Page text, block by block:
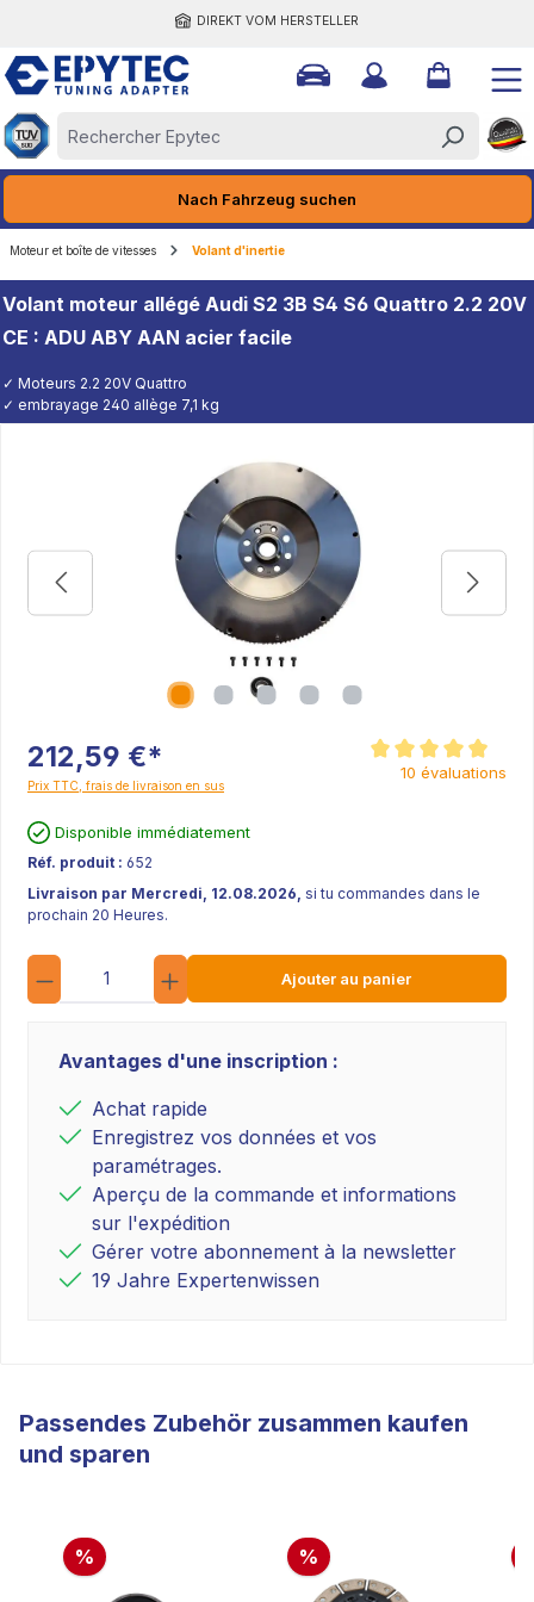
DIREKT VOM HERSTELLER
Nach Fahrzeug suchen
Moteur et boîte de vitesses Volant d'inertie
Volant moteur allégé Audi S2 3B S4 S6 Quattro 2.2 20V
CE : ADU ABY AAN acier facile
✓ Moteurs 2.2 20V Quattro
✓ embrayage 240 allège 7,1 kg
212,59 €*
Prix TTC, frais de livraison en sus
Note moyenne de
10 évaluations
Disponible immédiatement
Réf. produit : 652
Livraison par Mercredi, 12.08.2026, si tu commandes dans le
prochain 20 Heures.
Quantité
Ajouter au panier
Avantages d'une inscription :
Achat rapide
Enregistrez vos données et vos
paramétrages.
Aperçu de la commande et informations
sur l'expédition
Gérer votre abonnement à la newsletter
19 Jahre Expertenwissen
Passendes Zubehör zusammen kaufen
und sparen
% %